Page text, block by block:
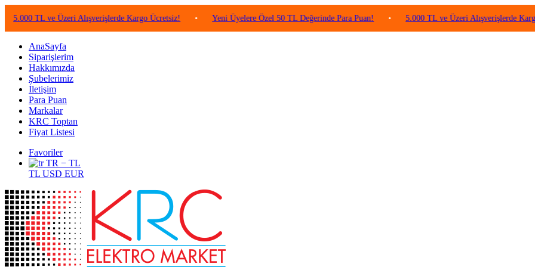
TL ve Üzeri Alışverişlerde Kargo Ücretsiz! • Yeni Üyelere Özel 50 TL Değerinde Para Puan! • 5.000 TL ve Üzeri Alışverişlerde Kargo
AnaSayfa
Siparişlerim
Hakkımızda
Şubelerimiz
İletişim
Para Puan
Markalar
KRC Toptan
Fiyat Listesi
Favoriler
TR − TL
TL USD EUR